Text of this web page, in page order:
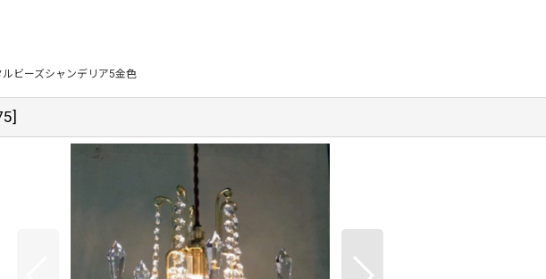
ビーズシャンデリア5金色
]